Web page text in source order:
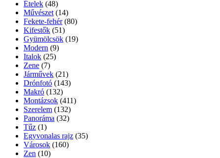
Ételek (48)
Művészet (14)
Fekete-fehér (80)
Kifestők (51)
Gyümölcsök (19)
Modern (9)
Italok (25)
Zene (7)
Járművek (21)
Drónfotó (143)
Makró (132)
Montázsok (411)
Szerelem (132)
Panoráma (32)
Tűz (1)
Egyvonalas rajz (35)
Városok (160)
Zen (10)